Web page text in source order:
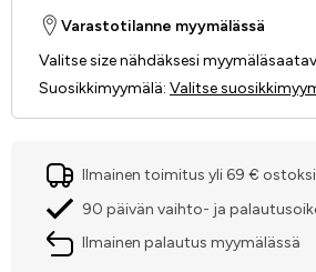
Varastotilanne myymälässä
Valitse size nähdäksesi
Suosikkimyymälä: Valitse
Ilmainen toimitus yli 69 €
90 päivän vaihto- ja
Ilmainen palautus myymälässä